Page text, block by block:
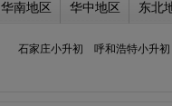
华南地区 华中地区 东北
石家庄小升初 呼和浩特小升初